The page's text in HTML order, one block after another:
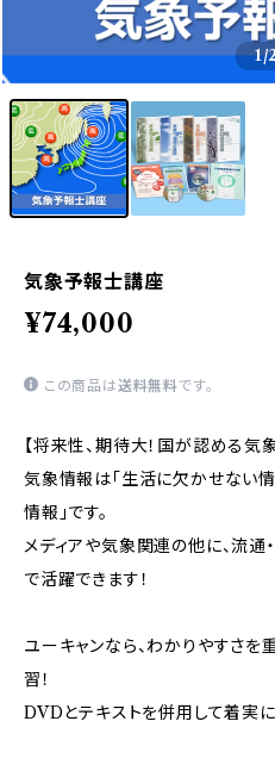
1/
気象予報士講座
¥74,000
この商品は送料無料です。
【将来性、期待大！国が認める気
気象情報は「生活に欠かせない
情報」です。
メディアや気象関連の他に、流通
で活躍できます！
ユーキャンなら、わかりやすさ
習！
DVDとテキストを併用して着実